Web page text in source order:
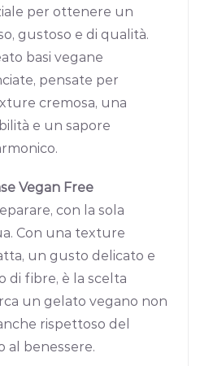
per ottenere un
gustoso e di qualità.
basi vegane
pensate per
cremosa, una
e un sapore
Vegan Free
con la sola
Con una texture
un gusto delicato e
di fibre, è la scelta
un gelato vegano non
rispettoso del
al benessere.